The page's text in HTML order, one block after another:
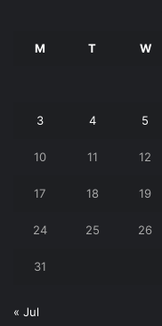
M T W
3 4 5
10 11 12
17 18 19
24 25 26
31
« Jul